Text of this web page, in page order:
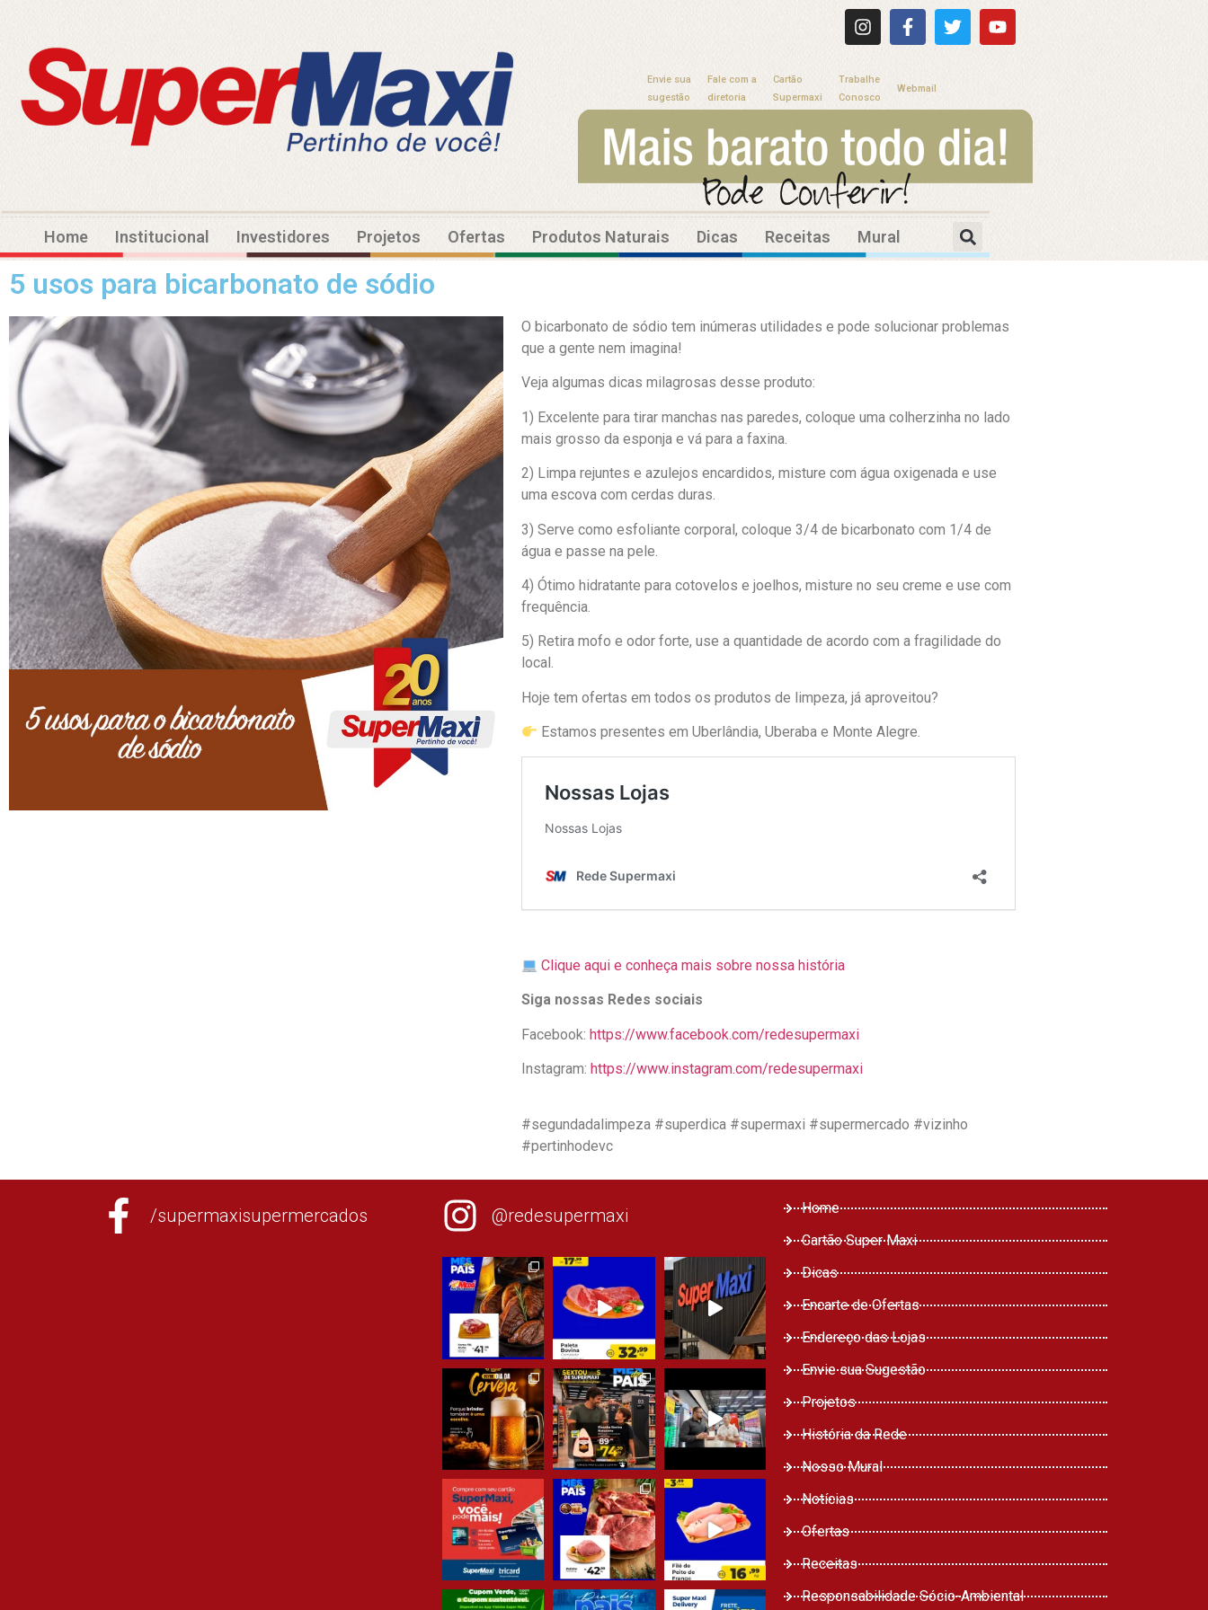
Envie sua
sugestão
Fale com a
diretoria
Cartão
Supermaxi
Trabalhe
Conosco
Webmail
Home Institucional Investidores Projetos Ofertas Produtos Naturais Dicas Receitas Mural
5 usos para bicarbonato de sódio
O bicarbonato de sódio tem inúmeras utilidades e pode solucionar problemas
que a gente nem imagina!
Veja algumas dicas milagrosas desse produto:
1) Excelente para tirar manchas nas paredes, coloque uma colherzinha no lado
mais grosso da esponja e vá para a faxina.
2) Limpa rejuntes e azulejos encardidos, misture com água oxigenada e use
uma escova com cerdas duras.
3) Serve como esfoliante corporal, coloque 3/4 de bicarbonato com 1/4 de
água e passe na pele.
4) Ótimo hidratante para cotovelos e joelhos, misture no seu creme e use com
frequência.
5) Retira mofo e odor forte, use a quantidade de acordo com a fragilidade do
local.
Hoje tem ofertas em todos os produtos de limpeza, já aproveitou?
Estamos presentes em Uberlândia, Uberaba e Monte Alegre.
Clique aqui e conheça mais sobre nossa história
Siga nossas Redes sociais
Facebook: https://www.facebook.com/redesupermaxi
Instagram: https://www.instagram.com/redesupermaxi
#segundadalimpeza #superdica #supermaxi #supermercado #vizinho
#pertinhodevc
/supermaxisupermercados @redesupermaxi
Home
Cartão Super Maxi
Dicas
Encarte de Ofertas
Endereço das Lojas
Envie sua Sugestão
Projetos
História da Rede
Nosso Mural
Notícias
Ofertas
Receitas
Responsabilidade Sócio-Ambiental